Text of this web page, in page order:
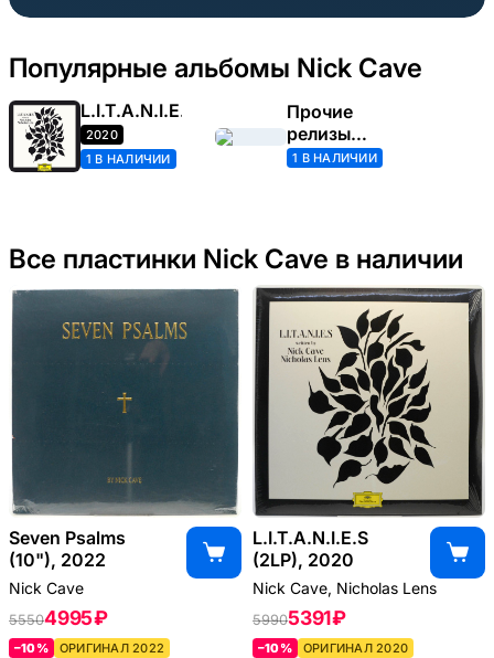
Популярные альбомы Nick Cave
L.I.T.A.N.I.E.S
2020
1 В НАЛИЧИИ
Прочие
релизы
(Nick Cave)
1 В НАЛИЧИИ
Все пластинки Nick Cave в наличии
Seven Psalms
(10"), 2022
Nick Cave
55504995 ₽
–10%
ОРИГИНАЛ 2022
L.I.T.A.N.I.E.S
(2LP), 2020
Nick Cave, Nicholas Lens
59905391 ₽
–10%
ОРИГИНАЛ 2020